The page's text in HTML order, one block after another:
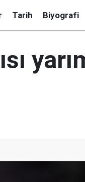
Tarih Biyografi